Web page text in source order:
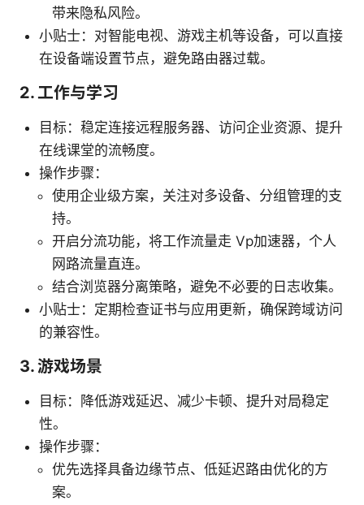
带来隐私风险。
小贴士：对智能电视、游戏主机等设备，可以直接
在设备端设置节点，避免路由器过载。
2. 工作与学习
目标：稳定连接远程服务器、访问企业资源、提升
在线课堂的流畅度。
操作步骤：
使用企业级方案，关注对多设备、分组管理的支
持。
开启分流功能，将工作流量走 Vp加速器，个人
网路流量直连。
结合浏览器分离策略，避免不必要的日志收集。
小贴士：定期检查证书与应用更新，确保跨域访问
的兼容性。
3. 游戏场景
目标：降低游戏延迟、减少卡顿、提升对局稳定
性。
操作步骤：
优先选择具备边缘节点、低延迟路由优化的方
案。